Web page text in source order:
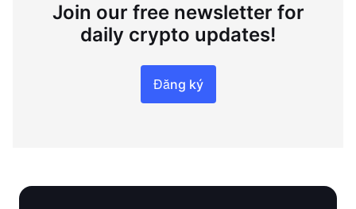
Join our free newsletter for
daily crypto updates!
Đăng ký